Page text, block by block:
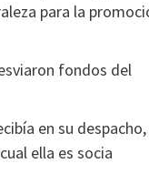
para la
fondos del
en su despacho,
ella es socia